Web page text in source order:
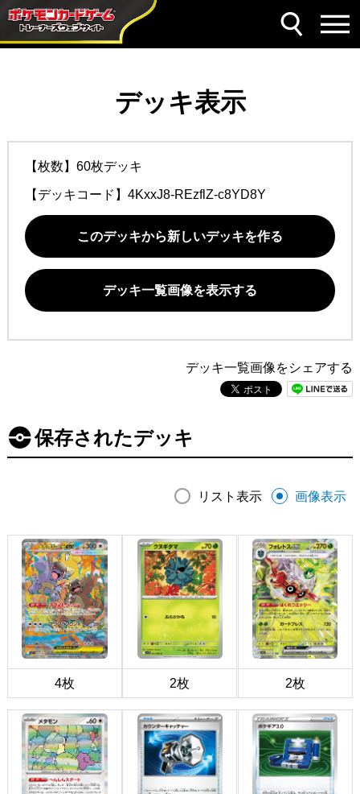
デッキ表示
【枚数】60枚デッキ
【デッキコード】 4KxxJ8-REzflZ-c8YD8Y
このデッキから新しいデッキを作る
デッキ一覧画像を表示する
デッキ一覧画像をシェアする
保存されたデッキ
リスト表示 画像表示
4枚 2枚 2枚